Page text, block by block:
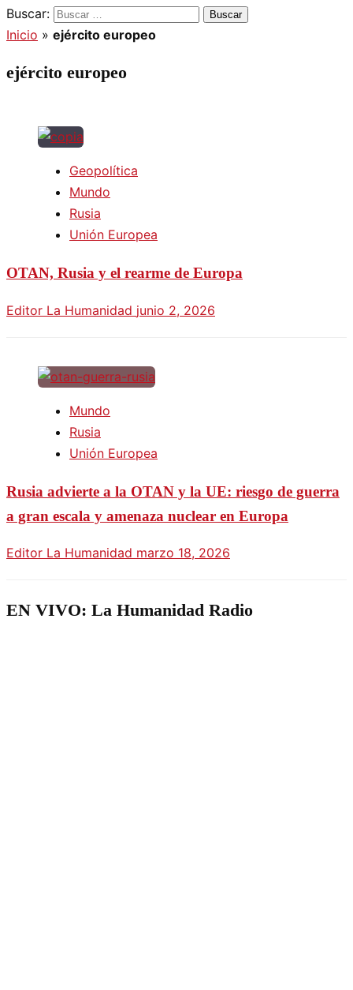
Buscar:
Inicio » ejército europeo
ejército europeo
Geopolítica
Mundo
Rusia
Unión Europea
OTAN, Rusia y el rearme de Europa
Editor La Humanidad junio 2, 2026
Mundo
Rusia
Unión Europea
Rusia advierte a la OTAN y la UE: riesgo de guerra
a gran escala y amenaza nuclear en Europa
Editor La Humanidad marzo 18, 2026
EN VIVO: La Humanidad Radio